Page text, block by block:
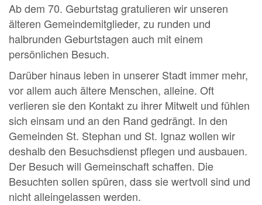
Ab dem 70. Geburtstag gratulieren wir unseren
älteren Gemeindemitglieder, zu runden und
halbrunden Geburtstagen auch mit einem
persönlichen Besuch.
Darüber hinaus leben in unserer Stadt immer mehr,
vor allem auch ältere Menschen, alleine. Oft
verlieren sie den Kontakt zu ihrer Mitwelt und fühlen
sich einsam und an den Rand gedrängt. In den
Gemeinden St. Stephan und St. Ignaz wollen wir
deshalb den Besuchsdienst pflegen und ausbauen.
Der Besuch will Gemeinschaft schaffen. Die
Besuchten sollen spüren, dass sie wertvoll sind und
nicht alleingelassen werden.